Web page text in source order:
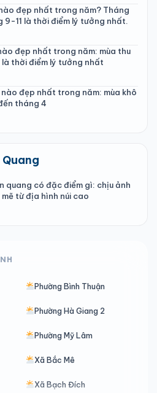
đẹp nhất trong năm? Tháng
9-11 là thời điểm lý tưởng nhất.
đẹp nhất trong năm: mùa thu
là thời điểm lý tưởng nhất
nào đẹp nhất trong năm: mùa khô
tháng 4
quang có đặc điểm gì: chịu ảnh
từ địa hình núi cao
Phường Bình Thuận
Phường Hà Giang 2
Phường Mỹ Lâm
Xã Bắc Mê
Xã Bạch Đích